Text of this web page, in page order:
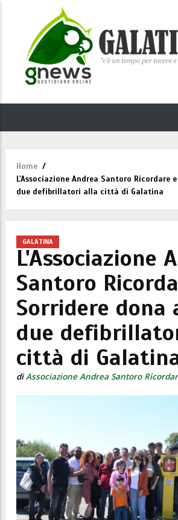
Briciole
di
pane
Home /
L'Associazione Andrea Santoro Ricordare
due defibrillatori alla città di Galatina
GALATINA
L'Associazione
Santoro
Sorridere dona
due
città di
diAssociazione Andrea Santoro